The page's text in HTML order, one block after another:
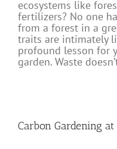
ecosystems like
fertilizers? No one
from a forest in a
traits are intimately
profound lesson for
garden. Waste
Carbon Gardening at